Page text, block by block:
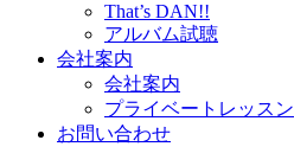
That’s DAN!!
アルバム試聴
会社案内
会社案内
プライベートレッスン
お問い合わせ